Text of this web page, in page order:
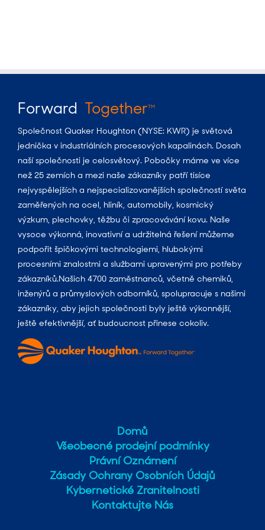
Forward TogetherTM
Společnost Quaker Houghton (NYSE: KWR) je světová
jednička v industriálních procesových kapalinách. Dosah
naší společnosti je celosvětový. Pobočky máme ve více
než 25 zemích a mezi naše zákazníky patří tisíce
nejvyspělejších a nejspecializovanějších společností světa
zaměřených na ocel, hliník, automobily, kosmický
výzkum, plechovky, těžbu či zpracovávání kovu. Naše
vysoce výkonná, inovativní a udržitelná řešení můžeme
podpořit špičkovými technologiemi, hlubokými
procesními znalostmi a službami upravenými pro potřeby
zákazníků.Našich 4700 zaměstnanců, včetně chemiků,
inženýrů a průmyslových odborníků, spolupracuje s našimi
zákazníky, aby jejich společnosti byly ještě výkonnější,
ještě efektivnější, ať budoucnost přinese cokoliv.
Domů
Všeobecné prodejní podmínky
Právní Oznámení
Zásady Ochrany Osobních Údajů
Kybernetické Zranitelnosti
Kontaktujte Nás